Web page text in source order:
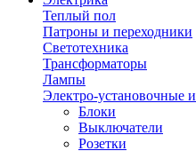
Теплый пол
Патроны и переходники
Светотехника
Трансформаторы
Лампы
Электро-установочные
Блоки
Выключатели
Розетки